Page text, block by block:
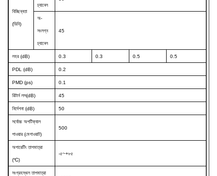
বিচ্ছিন্নতা
(ডিবি)
চ্যানেল
অ-
সংলগ্ন
চ্যানেল
45
লহর (dB) 0.3 0.3 0.5 0.5
PDL (dB) 0.2
PMD (ps) 0.1
রিটার্ন লস(dB) 45
নির্দেশনা (dB) 50
সর্বোচ্চ অপটিক্যাল
পাওয়ার (মেগাওয়াট)
500
অপারেটিং তাপমাত্রা
(℃)
-৫~+৮৫
সংগ্রহস্থল তাপমাত্রা